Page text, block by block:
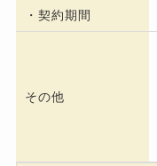
・契約期間
その他